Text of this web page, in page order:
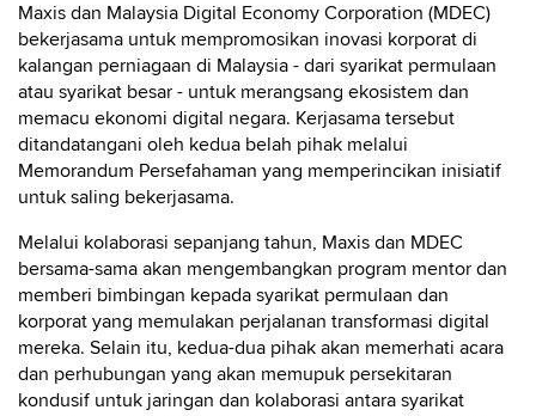
Maxis dan Malaysia Digital Economy Corporation (MDEC)
bekerjasama untuk mempromosikan inovasi korporat di
kalangan perniagaan di Malaysia - dari syarikat permulaan
atau syarikat besar - untuk merangsang ekosistem dan
memacu ekonomi digital negara. Kerjasama tersebut
ditandatangani oleh kedua belah pihak melalui
Memorandum Persefahaman yang memperincikan inisiatif
untuk saling bekerjasama.
Melalui kolaborasi sepanjang tahun, Maxis dan MDEC
bersama-sama akan mengembangkan program mentor dan
memberi bimbingan kepada syarikat permulaan dan
korporat yang memulakan perjalanan transformasi digital
mereka. Selain itu, kedua-dua pihak akan memerhati acara
dan perhubungan yang akan memupuk persekitaran
kondusif untuk jaringan dan kolaborasi antara syarikat